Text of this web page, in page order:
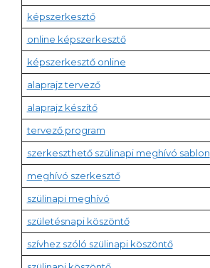
képszerkesztő
online képszerkesztő
képszerkesztő online
alaprajz tervező
alaprajz készítő
tervező program
szerkeszthető szülinapi meghívó sablon
meghívó szerkesztő
szülinapi meghívó
születésnapi köszöntő
szívhez szóló szülinapi köszöntő